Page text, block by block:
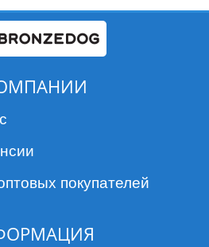
покупателей